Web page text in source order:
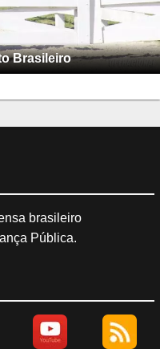
Brasileiro
brasileiro
Pública.